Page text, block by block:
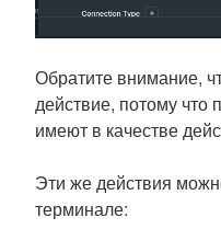
Обратите внимание,
действие, потому
имеют в качестве
Эти же действия
терминале: